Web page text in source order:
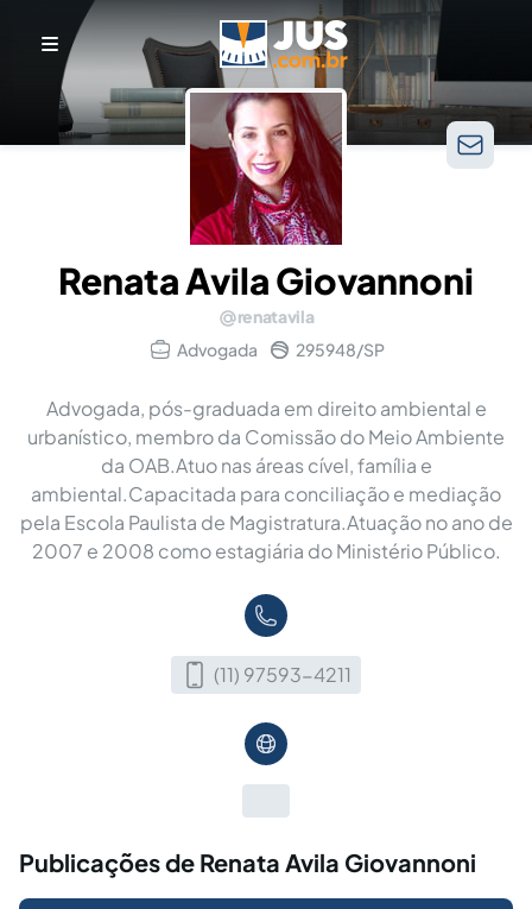
Renata Avila Giovannoni
renatavila
Advogada
295948/SP
Advogada, pós-graduada em direito ambiental e
urbanístico, membro da Comissão do Meio Ambiente
da OAB.Atuo nas áreas cível, família e
ambiental.Capacitada para conciliação e mediação
pela Escola Paulista de Magistratura.Atuação no ano de
2007 e 2008 como estagiária do Ministério Público.
(11) 97593-4211
Publicações de Renata Avila Giovannoni